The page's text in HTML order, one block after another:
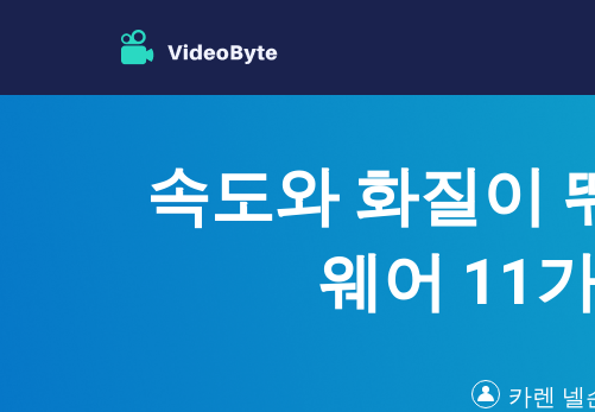
속도와 화질이
웨어 11
카렌 넬